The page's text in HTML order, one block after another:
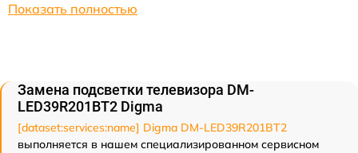
Показать полностью
Замена подсветки телевизора DM-
LED39R201BT2 Digma
[dataset:services:name] Digma DM-LED39R201BT2
выполняется в нашем специализированном сервисном